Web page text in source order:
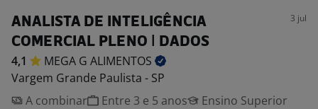
ANALISTA DE INTELIGÊNCIA
COMERCIAL PLENO | DADOS
3 jul
4,1 MEGA G ALIMENTOS
Vargem Grande Paulista - SP
A combinar
Entre 3 e 5 anos
Ensino Superior